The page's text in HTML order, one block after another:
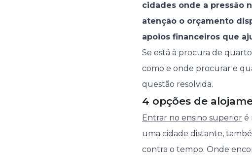
cidades onde a pressão
atenção o orçamento
apoios financeiros que
Se está à procura de
como e onde procurar e
questão resolvida.
4 opções de
Entrar no ensino superior é
uma cidade distante,
contra o tempo. Onde